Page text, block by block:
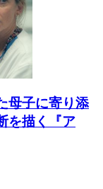
母子に寄り添
を描く『ア